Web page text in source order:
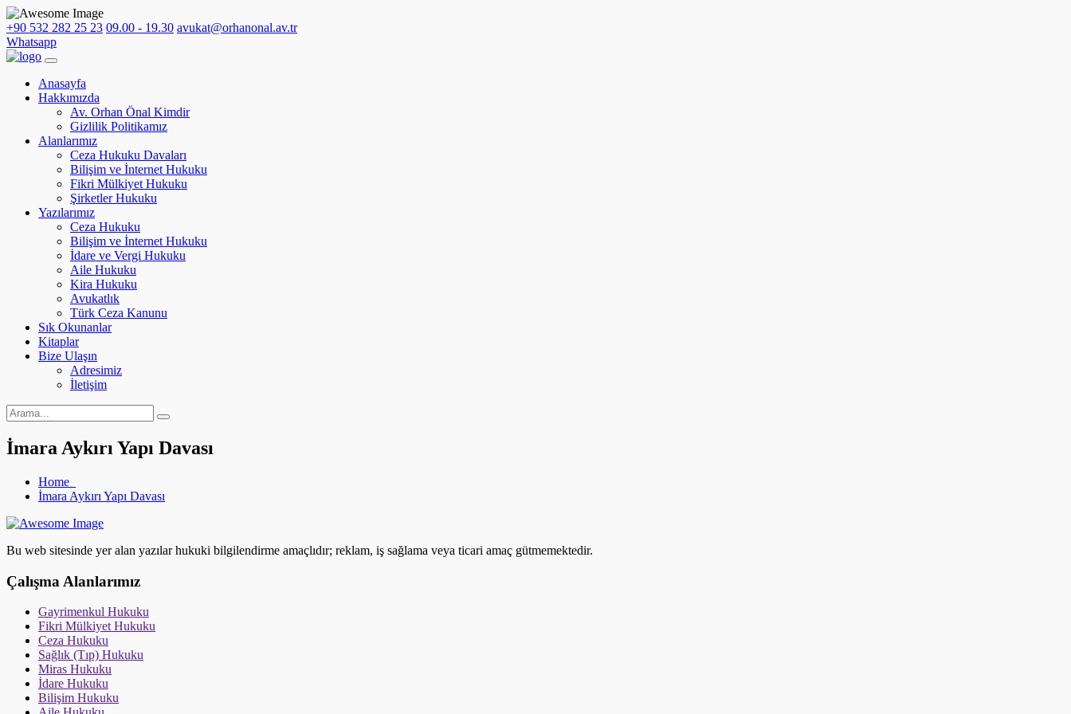
+90 532 282 25 23 09.00 - 19.30 avukat@orhanonal.av.tr
Whatsapp
Anasayfa
Hakkımızda
Av. Orhan Önal Kimdir
Gizlilik Politikamız
Alanlarımız
Ceza Hukuku Davaları
Bilişim ve İnternet Hukuku
Fikri Mülkiyet Hukuku
Şirketler Hukuku
Yazılarımız
Ceza Hukuku
Bilişim ve İnternet Hukuku
İdare ve Vergi Hukuku
Aile Hukuku
Kira Hukuku
Avukatlık
Türk Ceza Kanunu
Sık Okunanlar
Kitaplar
Bize Ulaşın
Adresimiz
İletişim
İmara Aykırı Yapı Davası
Home
İmara Aykırı Yapı Davası
Bu web sitesinde yer alan yazılar hukuki bilgilendirme amaçlıdır; reklam, iş sağlama veya ticari amaç gütmemektedir.
Çalışma Alanlarımız
Gayrimenkul Hukuku
Fikri Mülkiyet Hukuku
Ceza Hukuku
Sağlık (Tıp) Hukuku
Miras Hukuku
İdare Hukuku
Bilişim Hukuku